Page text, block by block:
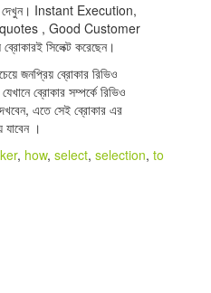
দেখুন। Instant Execution,
, Good Customer
সিলেক্ট করেছেন।
জনপ্রিয় ব্রোকার রিভিও
ব্রোকার সম্পর্কে রিভিও
এতে সেই ব্রোকার এর
যাবেন ।
, how,select,selection,to